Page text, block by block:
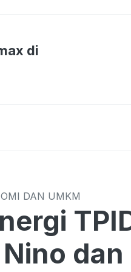
di
DAN UMKM
TPID Sumsel
Nino